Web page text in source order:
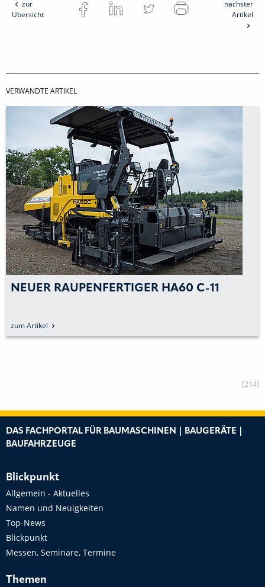
zur
Übersicht
nächster
Artikel
VERWANDTE ARTIKEL
NEUER RAUPENFERTIGER HA60 C-11
zum Artikel
[214]
DAS FACHPORTAL FÜR BAUMASCHINEN | BAUGERÄTE |
BAUFAHRZEUGE
Blickpunkt
Allgemein - Aktuelles
Namen und Neuigkeiten
Top-News
Blickpunkt
Messen, Seminare, Termine
Themen